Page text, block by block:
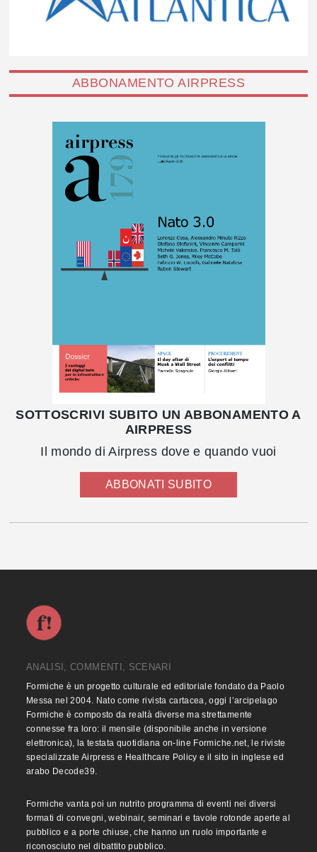
ABBONAMENTO AIRPRESS
SOTTOSCRIVI SUBITO UN ABBONAMENTO A
AIRPRESS
Il mondo di Airpress dove e quando vuoi
ABBONATI SUBITO
ANALISI, COMMENTI, SCENARI
Formiche è un progetto culturale ed editoriale fondato da Paolo
Messa nel 2004. Nato come rivista cartacea, oggi l’arcipelago
Formiche è composto da realtà diverse ma strettamente
connesse fra loro: il mensile (disponibile anche in versione
elettronica), la testata quotidiana on-line Formiche.net, le riviste
specializzate Airpress e Healthcare Policy e il sito in inglese ed
arabo Decode39.
Formiche vanta poi un nutrito programma di eventi nei diversi
formati di convegni, webinair, seminari e tavole rotonde aperte al
pubblico e a porte chiuse, che hanno un ruolo importante e
riconosciuto nel dibattito pubblico.